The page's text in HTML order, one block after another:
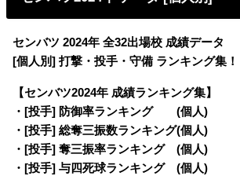
センバツ 2024年 全32出場校 成績データ
[個人別] 打撃・投手・守備 ランキング集！
【センバツ2024年 成績ランキング集】
・[投手] 防御率ランキング (個人)
・[投手] 総奪三振数ランキング(個人)
・[投手] 奪三振率ランキング (個人)
・[投手] 与四死球ランキング (個人)